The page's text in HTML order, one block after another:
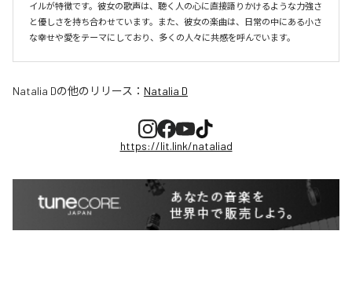
イルが特徴です。彼女の歌声は、聴く人の心に直接語りかけるような力強さ
と優しさを持ち合わせています。また、彼女の楽曲は、日常の中にある小さ
な幸せや愛をテーマにしており、多くの人々に共感を呼んでいます。
Natalia Dの他のリリース： Natalia D
https://lit.link/nataliad